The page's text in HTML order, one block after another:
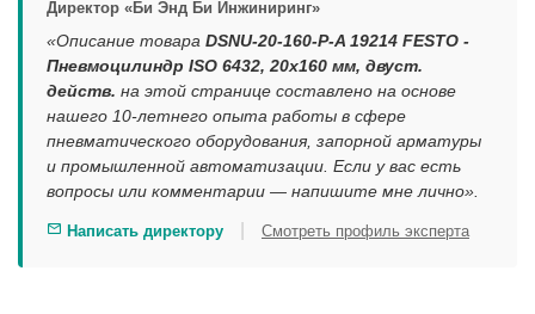
Директор «Би Энд Би Инжиниринг»
«Описание товара DSNU-20-160-P-A 19214 FESTO -
Пневмоцилиндр ISO 6432, 20x160 мм, двуст.
действ. на этой странице составлено на основе
нашего 10-летнего опыта работы в сфере
пневматического оборудования, запорной арматуры
и промышленной автоматизации. Если у вас есть
вопросы или комментарии — напишите мне лично».
Написать директору Смотреть профиль эксперта